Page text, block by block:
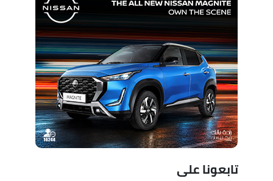
تابعونا على